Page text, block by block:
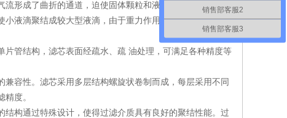
形成了曲折的通道，迫使固体颗粒和液体雾滴在惯性碰
液滴聚结成较大型液滴，由于重力作用，大型液滴沉降至
管结构，滤芯表面经疏水、疏 油处理，可满足各种精度等
容性。滤芯采用多层结构螺旋状卷制而成，每层采用不同
度。
构通过特殊设计，使得过滤介质具有良好的聚结性能。过
销售部客服2
销售部客服3